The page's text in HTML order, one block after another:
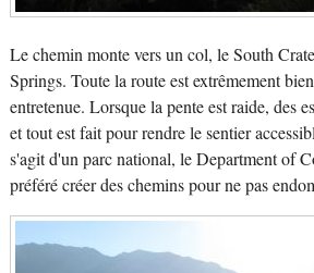
Le chemin monte vers un col, le South
Springs. Toute la route est extrêmement
entretenue. Lorsque la pente est raide, des
et tout est fait pour rendre le sentier
s'agit d'un parc national, le Department of
préféré créer des chemins pour ne pas